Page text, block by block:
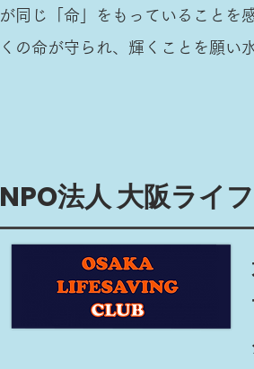
が同じ「命」をもっていることを
くの命が守られ、輝くことを願い
NPO法人 大阪ライ